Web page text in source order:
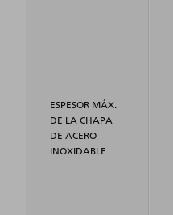
ESPESOR MÁX.
DE LA CHAPA
DE ACERO
INOXIDABLE